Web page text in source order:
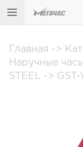
Главная ->
Наручные
STEEL ->